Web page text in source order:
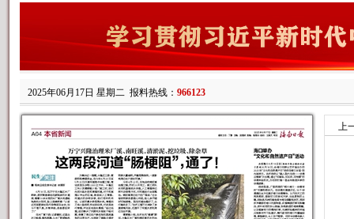
2025年06月17日 星期二 报料热线： 966123
上